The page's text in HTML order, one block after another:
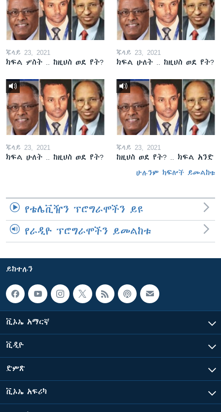
ጁላይ 23, 2021
ክፍል ሦስት .. ከዚህስ ወደ የት?
ጁላይ 23, 2021
ክፍል ሁለት .. ከዚህስ ወደ የት?
ጁላይ 23, 2021
ክፍል ሁለት .. ከዚህስ ወደ የት?
ጁላይ 23, 2021
ከዚህስ ወደ የት? .. ክፍል አንድ
ሁሉንም ክፍሎች ይመልከቱ
የቴሌቪዥን ፕሮግራሞችን ይዩ
የራዲዮ ፕሮግራሞችን ይመልከቱ
ይከተሉን
ቪኦኤ አማርኛ
ቪዲዮ
ድምጽ
ቪኦኤ አፍሪካ